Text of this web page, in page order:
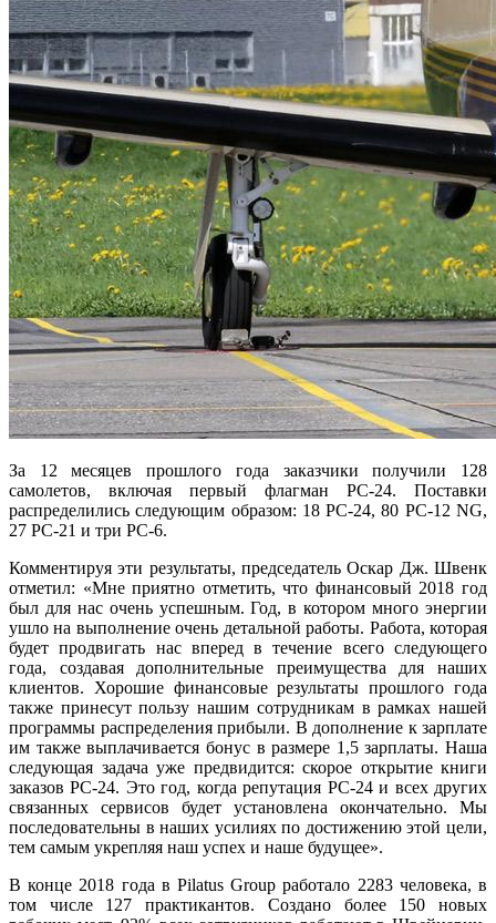
За 12 месяцев прошлого года заказчики получили 128
самолетов, включая первый флагман РС-24. Поставки
распределились следующим образом: 18 РС-24, 80 РС-12 NG,
27 РС-21 и три РС-6.
Комментируя эти результаты, председатель Оскар Дж. Швенк
отметил: «Мне приятно отметить, что финансовый 2018 год
был для нас очень успешным. Год, в котором много энергии
ушло на выполнение очень детальной работы. Работа, которая
будет продвигать нас вперед в течение всего следующего
года, создавая дополнительные преимущества для наших
клиентов. Хорошие финансовые результаты прошлого года
также принесут пользу нашим сотрудникам в рамках нашей
программы распределения прибыли. В дополнение к зарплате
им также выплачивается бонус в размере 1,5 зарплаты. Наша
следующая задача уже предвидится: скорое открытие книги
заказов PC-24. Это год, когда репутация РС-24 и всех других
связанных сервисов будет установлена окончательно. Мы
последовательны в наших усилиях по достижению этой цели,
тем самым укрепляя наш успех и наше будущее».
В конце 2018 года в Pilatus Group работало 2283 человека, в
том числе 127 практикантов. Создано более 150 новых